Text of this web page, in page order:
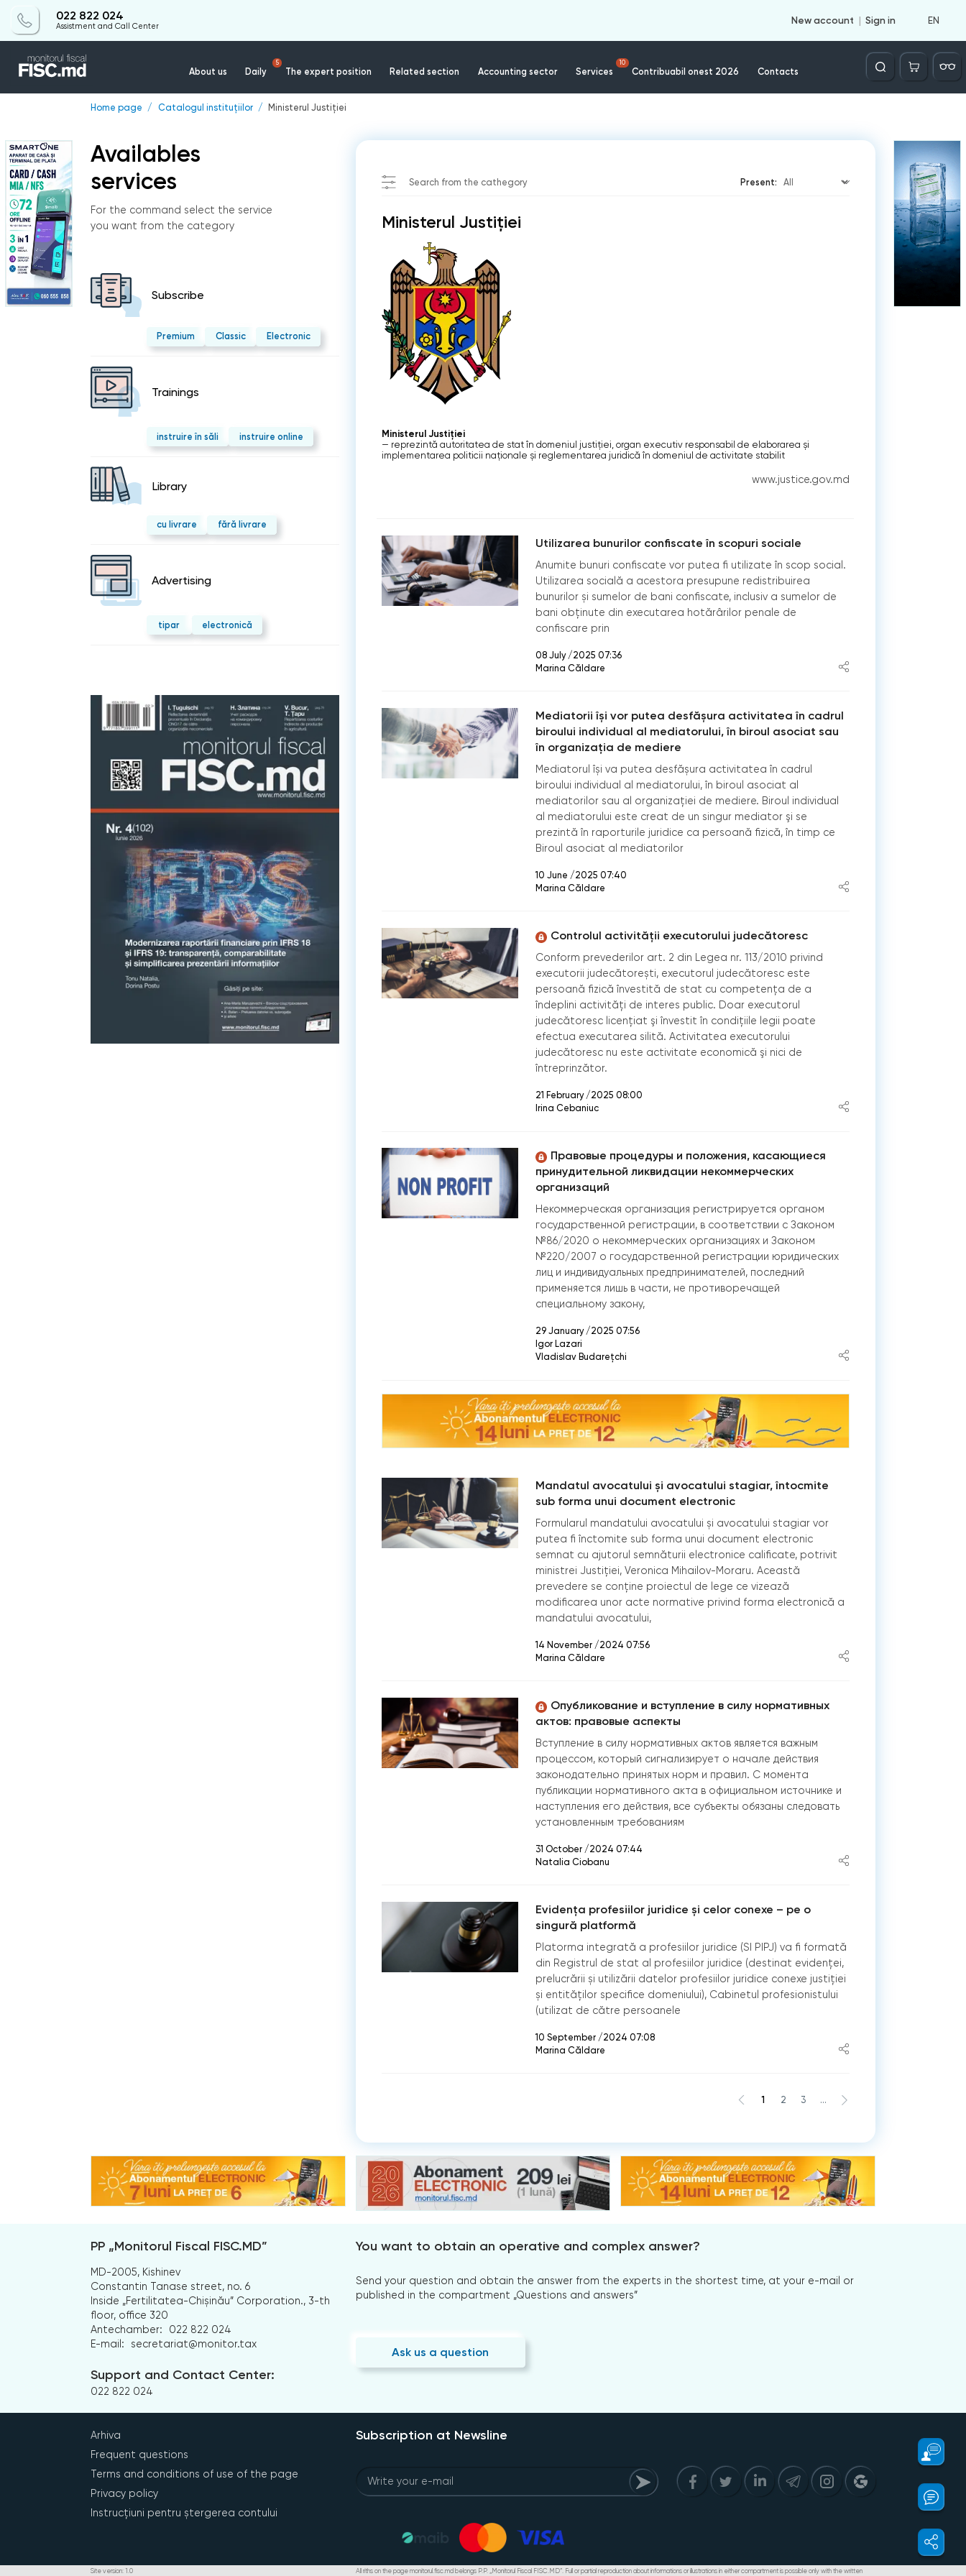
022 822 024
Assistment and Call Center
New account Sign in EN
About us Daily
5
The expert position Related section Accounting sector Services
10
Contribuabil onest 2026 Contacts
Căutare
Home page Catalogul instituțiilor Ministerul Justiției
Availables
services
For the command select the service
you want from the category
Subscribe
Premium Classic Electronic
Trainings
instruire în săli instruire online
Library
cu livrare fără livrare
Advertising
tipar electronică
Search from the cathegory Present:
Ministerul Justiției
Ministerul Justiției
— reprezintă autoritatea de stat în domeniul justiției, organ executiv responsabil de elaborarea și
implementarea politicii naționale și reglementarea juridică în domeniul de activitate stabilit
www.justice.gov.md
Utilizarea bunurilor confiscate în scopuri sociale
Anumite bunuri confiscate vor putea fi utilizate în scop social.
Utilizarea socială a acestora presupune redistribuirea
bunurilor și sumelor de bani confiscate, inclusiv a sumelor de
bani obținute din executarea hotărârilor penale de
confiscare prin
08 July /2025 07:36
Marina Căldare
Mediatorii își vor putea desfășura activitatea în cadrul
biroului individual al mediatorului, în biroul asociat sau
în organizația de mediere
Mediatorul își va putea desfășura activitatea în cadrul
biroului individual al mediatorului, în biroul asociat al
mediatorilor sau al organizației de mediere. Biroul individual
al mediatorului este creat de un singur mediator şi se
prezintă în raporturile juridice ca persoană fizică, în timp ce
Biroul asociat al mediatorilor
10 June /2025 07:40
Marina Căldare
Controlul activităţii executorului judecătoresc
Conform prevederilor art. 2 din Legea nr. 113/2010 privind
executorii judecătorești, executorul judecătoresc este
persoană fizică învestită de stat cu competenţa de a
îndeplini activităţi de interes public. Doar executorul
judecătoresc licenţiat şi învestit în condiţiile legii poate
efectua executarea silită. Activitatea executorului
judecătoresc nu este activitate economică şi nici de
întreprinzător.
21 February /2025 08:00
Irina Cebaniuc
Правовые процедуры и положения, касающиеся
принудительной ликвидации некоммерческих
организаций
Некоммерческая организация регистрируется органом
государственной регистрации, в соответствии с Законом
№86/2020 о некоммерческих организациях и Законом
№220/2007 о государственной регистрации юридических
лиц и индивидуальных предпринимателей, последний
применяется лишь в части, не противоречащей
специальному закону,
29 January /2025 07:56
Igor Lazari
Vladislav Budarețchi
Mandatul avocatului și avocatului stagiar, întocmite
sub forma unui document electronic
Formularul mandatului avocatului și avocatului stagiar vor
putea fi înctomite sub forma unui document electronic
semnat cu ajutorul semnăturii electronice calificate, potrivit
ministrei Justiției, Veronica Mihailov-Moraru. Această
prevedere se conține proiectul de lege ce vizează
modificarea unor acte normative privind forma electronică a
mandatului avocatului,
14 November /2024 07:56
Marina Căldare
Опубликование и вступление в силу нормативных
актов: правовые аспекты
Вступление в силу нормативных актов является важным
процессом, который сигнализирует о начале действия
законодательно принятых норм и правил. С момента
публикации нормативного акта в официальном источнике и
наступления его действия, все субъекты обязаны следовать
установленным требованиям
31 October /2024 07:44
Natalia Ciobanu
Evidența profesiilor juridice și celor conexe – pe o
singură platformă
Platorma integrată a profesiilor juridice (SI PIPJ) va fi formată
din Registrul de stat al profesiilor juridice (destinat evidenței,
prelucrării și utilizării datelor profesiilor juridice conexe justiției
și entităților specifice domeniului), Cabinetul profesionistului
(utilizat de către persoanele
10 September /2024 07:08
Marina Căldare
1 2 3 ...
PP „Monitorul Fiscal FISC.MD”
MD-2005, Kishinev
Constantin Tanase street, no. 6
Inside „Fertilitatea-Chișinău” Corporation., 3-th
floor, office 320
Antechamber:
022 822 024
E-mail:
secretariat@monitor.tax
Support and Contact Center:
022 822 024
You want to obtain an operative and complex answer?
Send your question and obtain the answer from the experts in the shortest time, at your e-mail or
published in the compartment „Questions and answers”
Ask us a question
Arhiva
Frequent questions
Terms and conditions of use of the page
Privacy policy
Instrucțiuni pentru ștergerea contului
Subscription at Newsline
Site version: 1.0 All riths on the page monitorul.fisc.md belongs P.P. „Monitorul Fiscal FISC.MD”. Full or partial reproduction about informations or illustrations in either compartment is possible only with the written